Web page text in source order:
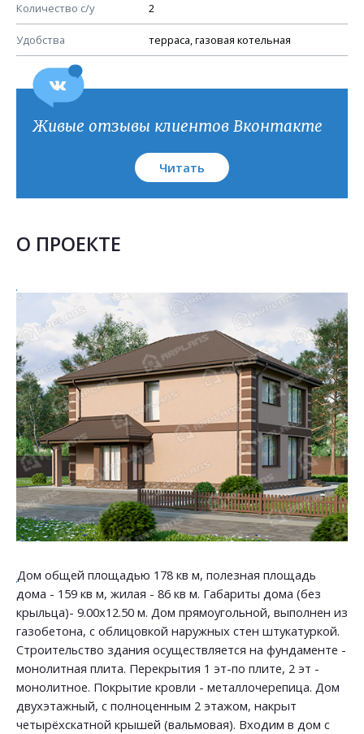
Количество с/у 2
Удобства терраса, газовая котельная
План кровли
Живые отзывы клиентов Вконтакте
Читать
О ПРОЕКТЕ
Дом общей площадью 178 кв м, полезная площадь
дома - 159 кв м, жилая - 86 кв м. Габариты дома (без
крыльца)- 9.00х12.50 м. Дом прямоугольной, выполнен из
газобетона, с облицовкой наружных стен штукатуркой.
Строительство здания осуществляется на фундаменте -
монолитная плита. Перекрытия 1 эт-по плите, 2 эт -
монолитное. Покрытие кровли - металлочерепица. Дом
двухэтажный, с полноценным 2 этажом, накрыт
четырёхскатной крышей (вальмовая). Входим в дом с